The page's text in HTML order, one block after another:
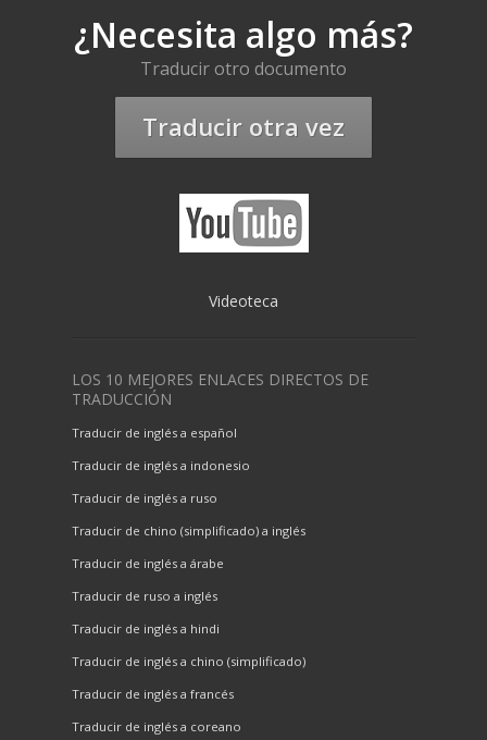
¿Necesita algo más?
Traducir otro documento
Traducir otra vez
Videoteca
LOS 10 MEJORES ENLACES DIRECTOS DE
TRADUCCIÓN
Traducir de inglés a español
Traducir de inglés a indonesio
Traducir de inglés a ruso
Traducir de chino (simplificado) a inglés
Traducir de inglés a árabe
Traducir de ruso a inglés
Traducir de inglés a hindi
Traducir de inglés a chino (simplificado)
Traducir de inglés a francés
Traducir de inglés a coreano